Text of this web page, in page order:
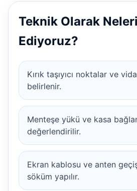
Teknik Olarak
Ediyoruz?
Kırık taşıyıcı noktalar ve
belirlenir.
Menteşe yükü ve kasa
değerlendirilir.
Ekran kablosu ve anten
söküm yapılır.